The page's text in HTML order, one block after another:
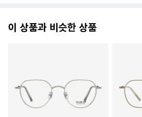
이 상품과 비슷한 상품